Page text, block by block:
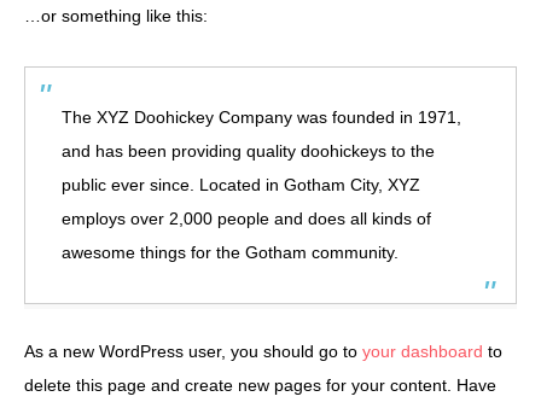
…or something like this:
The XYZ Doohickey Company was founded in 1971,
and has been providing quality doohickeys to the
public ever since. Located in Gotham City, XYZ
employs over 2,000 people and does all kinds of
awesome things for the Gotham community.
As a new WordPress user, you should go to your dashboard to
delete this page and create new pages for your content. Have